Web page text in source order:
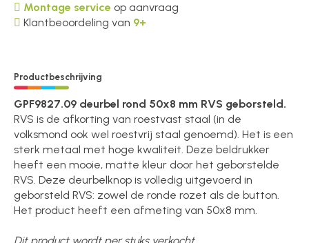
Montage service op aanvraag
Klantbeoordeling van 9+
Productbeschrijving
GPF9827.09 deurbel rond 50x8 mm RVS geborsteld.
RVS is de afkorting van roestvast staal (in de
volksmond ook wel roestvrij staal genoemd). Het is een
sterk metaal met hoge kwaliteit. Deze beldrukker
heeft een mooie, matte kleur door het geborstelde
RVS. Deze deurbelknop is volledig uitgevoerd in
geborsteld RVS: zowel de ronde rozet als de button.
Het product heeft een afmeting van 50x8 mm.
Dit product wordt per stuks verkocht.